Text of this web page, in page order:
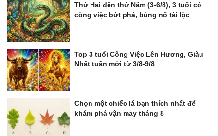
Thứ Hai đến thứ Năm (3-6/8), 3 tuổi có
công việc bứt phá, bùng nổ tài lộc
Top 3 tuổi Công Việc Lên Hương, Giàu
Nhất tuần mới từ 3/8-9/8
Chọn một chiếc lá bạn thích nhất để
khám phá vận may tháng 8